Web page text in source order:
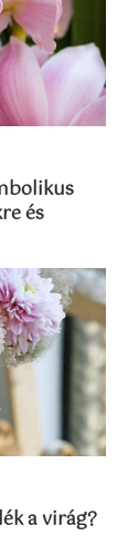
és
a virág?